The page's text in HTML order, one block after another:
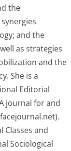
the
and the
as strategies
and the
She is a
Editorial
journal for and
Classes and
Sociological